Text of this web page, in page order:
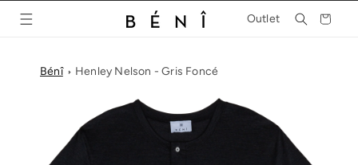
passer
Outlet Panier
Bénî Henley Nelson - Gris Foncé